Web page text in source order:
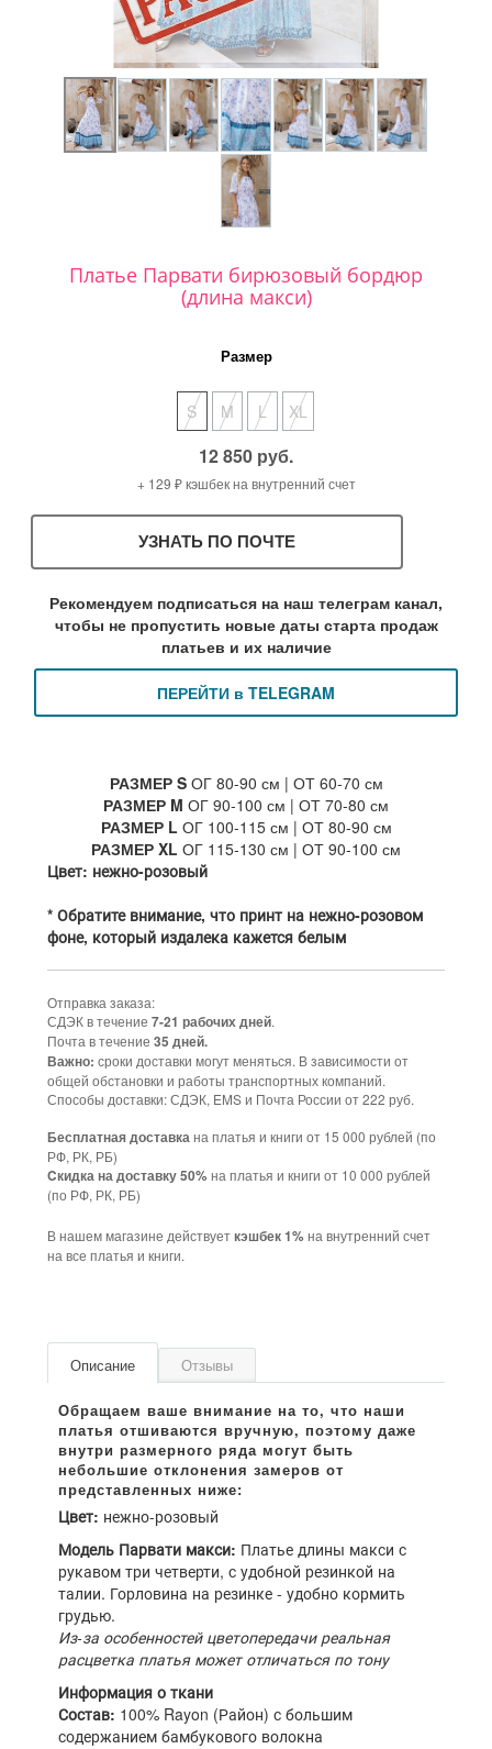
Платье Парвати бирюзовый бордюр
(длина макси)
Размер
S M L XL
12 850 руб.
+ 129 ₽ кэшбек на внутренний счет
УЗНАТЬ ПО ПОЧТЕ
Рекомендуем подписаться на наш телеграм канал,
чтобы не пропустить новые даты старта продаж
платьев и их наличие
ПЕРЕЙТИ в TELEGRAM
РАЗМЕР SОГ 80-90 см | ОТ 60-70 см
РАЗМЕР M ОГ 90-100 см | ОТ 70-80 см
РАЗМЕР L ОГ 100-115 см | ОТ 80-90 см
РАЗМЕР XL ОГ 115-130 см | ОТ 90-100 см
Цвет: нежно-розовый
* Обратите внимание, что принт на нежно-розовом
фоне, который издалека кажется белым
Отправка заказа:
СДЭК в течение 7-21 рабочих дней.
Почта в течение 35 дней.
Важно: сроки доставки могут меняться. В зависимости от
общей обстановки и работы транспортных компаний.
Способы доставки: СДЭК, EMS и Почта России от 222 руб.
Бесплатная доставкана платья и книги от 15 000 рублей (по
РФ, РК, РБ)
Cкидка на доставку 50% на платья и книги от 10 000 рублей
(по РФ, РК, РБ)
В нашем магазине действуеткэшбек 1% на внутренний счет
на все платья и книги.
Описание Отзывы
Цвет: нежно-розовый
Модель Парвати макси: Платье длины макси с
рукавом три четверти, с удобной резинкой на
талии. Горловина на резинке - удобно кормить
грудью.
Из-за особенностей цветопередачи реальная
расцветка платья может отличаться по тону
Информация о ткани
Состав: 100% Rayon (Район) с большим
содержанием бамбукового волокна